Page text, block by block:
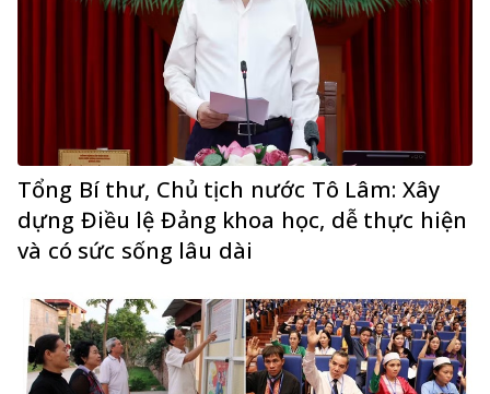
Tổng Bí thư, Chủ tịch nước Tô Lâm: Xây
dựng Điều lệ Đảng khoa học, dễ thực hiện
và có sức sống lâu dài